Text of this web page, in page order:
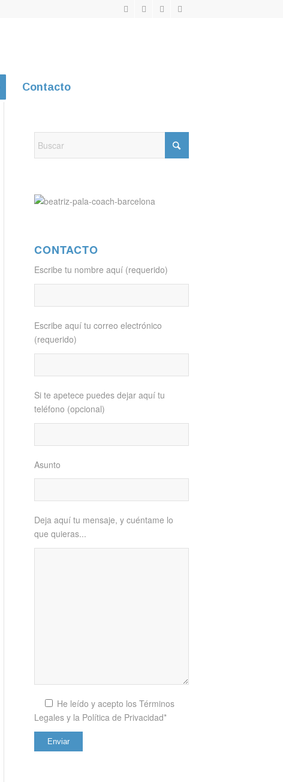
Contacto
CONTACTO
Escribe tu nombre aquí (requerido)
Escribe aquí tu correo electrónico
(requerido)
Si te apetece puedes dejar aquí tu
teléfono (opcional)
Asunto
Deja aquí tu mensaje, y cuéntame lo
que quieras...
He leído y acepto los Términos
Legales y la Política de Privacidad*